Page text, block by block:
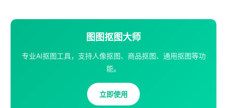
图图抠图大师
专业AI抠图工具，支持人像抠图、商品抠图、通用抠图等功
能。
立即使用